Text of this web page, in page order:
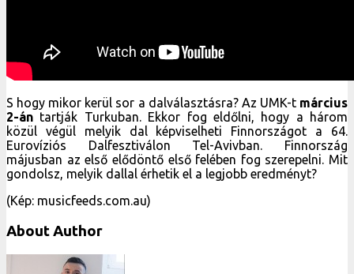
S hogy mikor kerül sor a dalválasztásra? Az UMK-t március
2-án tartják Turkuban. Ekkor fog eldőlni, hogy a három
közül végül melyik dal képviselheti Finnországot a 64.
Eurovíziós Dalfesztiválon Tel-Avivban. Finnország
májusban az első elődöntő első felében fog szerepelni. Mit
gondolsz, melyik dallal érhetik el a legjobb eredményt?
(Kép: musicfeeds.com.au)
About Author